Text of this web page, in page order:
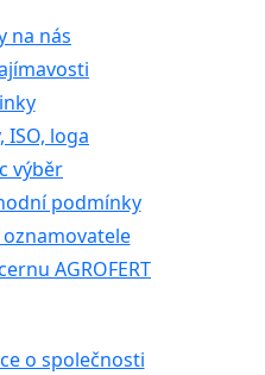
na nás
ISO, loga
výběr
podmínky
AGROFERT
o společnosti